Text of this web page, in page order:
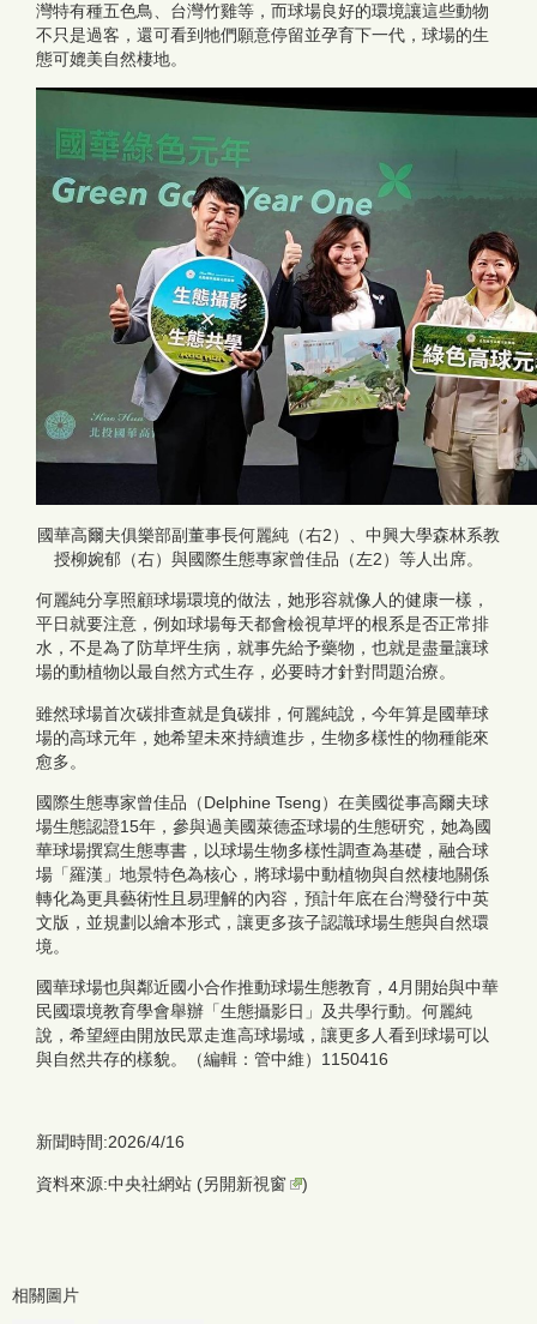
灣特有種五色鳥、台灣竹雞等，而球場良好的環境讓這些動物
不只是過客，還可看到牠們願意停留並孕育下一代，球場的生
態可媲美自然棲地。
國華高爾夫俱樂部副董事長何麗純（右2）、中興大學森林系教
授柳婉郁（右）與國際生態專家曾佳品（左2）等人出席。
何麗純分享照顧球場環境的做法，她形容就像人的健康一樣，
平日就要注意，例如球場每天都會檢視草坪的根系是否正常排
水，不是為了防草坪生病，就事先給予藥物，也就是盡量讓球
場的動植物以最自然方式生存，必要時才針對問題治療。
雖然球場首次碳排查就是負碳排，何麗純說，今年算是國華球
場的高球元年，她希望未來持續進步，生物多樣性的物種能來
愈多。
國際生態專家曾佳品（Delphine Tseng）在美國從事高爾夫球
場生態認證15年，參與過美國萊德盃球場的生態研究，她為國
華球場撰寫生態專書，以球場生物多樣性調查為基礎，融合球
場「羅漢」地景特色為核心，將球場中動植物與自然棲地關係
轉化為更具藝術性且易理解的內容，預計年底在台灣發行中英
文版，並規劃以繪本形式，讓更多孩子認識球場生態與自然環
境。
國華球場也與鄰近國小合作推動球場生態教育，4月開始與中華
民國環境教育學會舉辦「生態攝影日」及共學行動。何麗純
說，希望經由開放民眾走進高球場域，讓更多人看到球場可以
與自然共存的樣貌。（編輯：管中維）1150416
新聞時間:2026/4/16
資料來源:中央社網站 (另開新視窗 )
相關圖片